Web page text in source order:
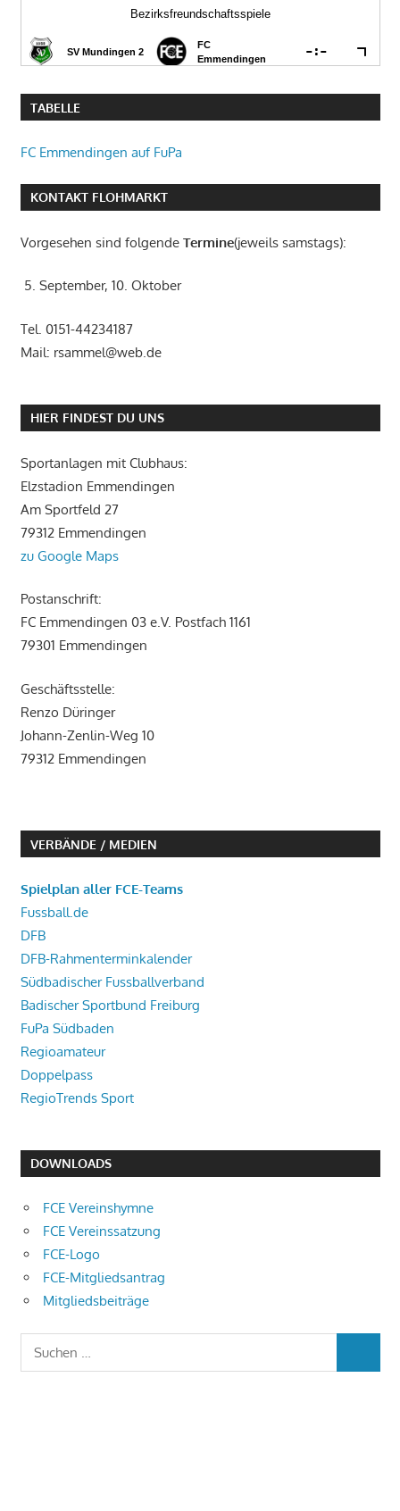
TABELLE
FC Emmendingen auf FuPa
KONTAKT FLOHMARKT
Vorgesehen sind folgende Termine(jeweils samstags):
5. September, 10. Oktober
Tel. 0151-44234187
Mail: rsammel@web.de
HIER FINDEST DU UNS
Sportanlagen mit Clubhaus:
Elzstadion Emmendingen
Am Sportfeld 27
79312 Emmendingen
zu Google Maps
Postanschrift:
FC Emmendingen 03 e.V. Postfach 1161
79301 Emmendingen
Geschäftsstelle:
Renzo Düringer
Johann-Zenlin-Weg 10
79312 Emmendingen
VERBÄNDE / MEDIEN
Spielplan aller FCE-Teams
Fussball.de
DFB
DFB-Rahmenterminkalender
Südbadischer Fussballverband
Badischer Sportbund Freiburg
FuPa Südbaden
Regioamateur
Doppelpass
RegioTrends Sport
DOWNLOADS
FCE Vereinshymne
FCE Vereinssatzung
FCE-Logo
FCE-Mitgliedsantrag
Mitgliedsbeiträge
Suchen
nach: